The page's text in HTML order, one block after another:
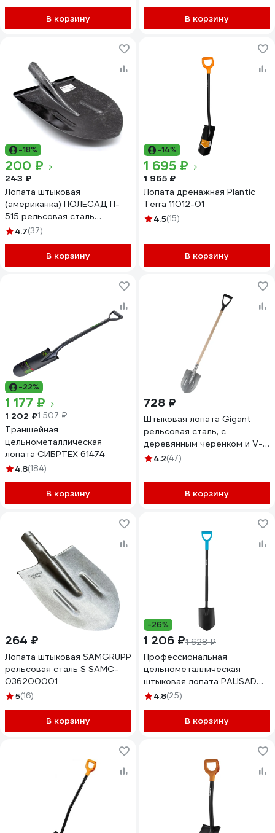
В корзину В корзину
-18%
200 ₽
243 ₽
Лопата штыковая
(американка) ПОЛЕСАД П-
515 рельсовая сталь
006632
4.7(37)
В корзину
-14%
1 695 ₽
1 965 ₽
Лопата дренажная Plantic
Terra 11012-01
4.5(15)
В корзину
-22%
1 177 ₽
1 202 ₽1 507 ₽
Траншейная
цельнометаллическая
лопата СИБРТЕХ 61474
4.8(184)
В корзину
728 ₽
Штыковая лопата Gigant
рельсовая сталь, с
деревянным черенком и V-
образной ручкой GAV-04
4.2(47)
В корзину
264 ₽
Лопата штыковая SAMGRUPP
рельсовая сталь S SAMC-
036200001
5(16)
В корзину
-26%
1 206 ₽1 628 ₽
Профессиональная
цельнометаллическая
штыковая лопата PALISAD
luxe 195x285x1200 мм 61371
4.8(25)
В корзину